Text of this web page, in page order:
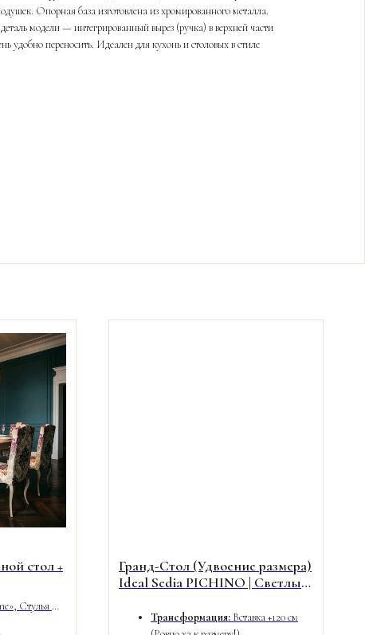
Опорная база изготовлена из хромированного металла.
модели — интегрированный вырез (ручка) в верхней части
удобно переносить. Идеален для кухонь и столовых в стиле
стол +
Стулья —
Гранд-Стол (Удвоение размера)
Ideal Sedia PICHINO | Светлый
Трансформация: Вставка +120 см